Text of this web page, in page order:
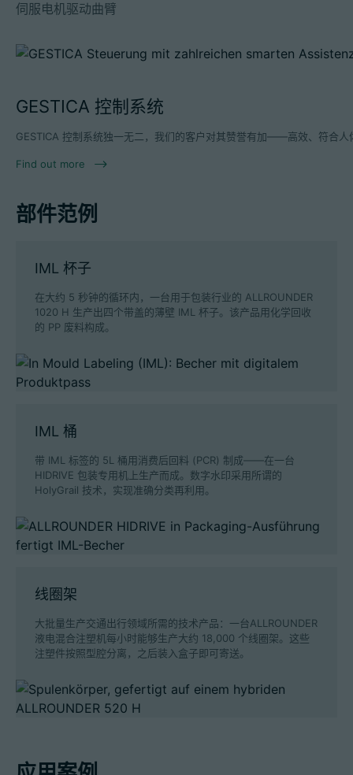
伺服电机驱动曲臂
GESTICA 控制系统
GESTICA 控制系统独一无二，我们的客户对其赞誉有加——高效、符合
Find out more
部件范例
IML 杯子
在大约 5 秒钟的循环内，一台用于包装行业的 ALLROUNDER
1020 H 生产出四个带盖的薄壁 IML 杯子。该产品用化学回收
的 PP 废料构成。
IML 桶
带 IML 标签的 5L 桶用消费后回料 (PCR) 制成——在一台
HIDRIVE 包装专用机上生产而成。数字水印采用所谓的
HolyGrail 技术，实现准确分类再利用。
线圈架
大批量生产交通出行领域所需的技术产品：一台ALLROUNDER
液电混合注塑机每小时能够生产大约 18,000 个线圈架。这些
注塑件按照型腔分离，之后装入盒子即可寄送。